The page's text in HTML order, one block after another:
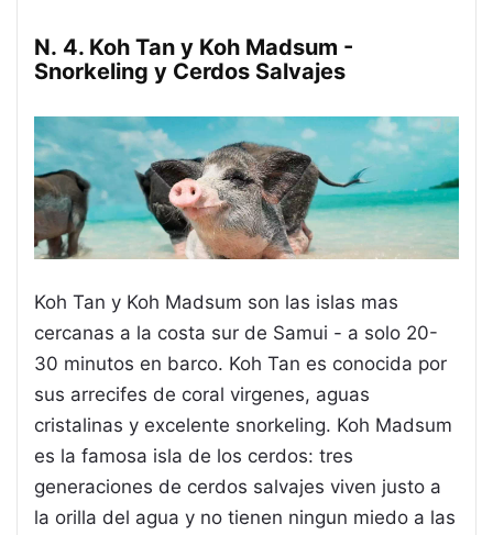
N. 4. Koh Tan y Koh Madsum -
Snorkeling y Cerdos Salvajes
Koh Tan y Koh Madsum son las islas mas
cercanas a la costa sur de Samui - a solo 20-
30 minutos en barco. Koh Tan es conocida por
sus arrecifes de coral virgenes, aguas
cristalinas y excelente snorkeling. Koh Madsum
es la famosa isla de los cerdos: tres
generaciones de cerdos salvajes viven justo a
la orilla del agua y no tienen ningun miedo a las